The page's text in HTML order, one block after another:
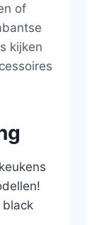
of
kijken
black